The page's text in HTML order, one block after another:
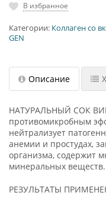
В избранное
Категории: Коллаген со
GEN
Описание
НАТУРАЛЬНЫЙ СОК
противомикробным
нейтрализует
анемии и простудах,
организма, содержит
минеральных веществ.
РЕЗУЛЬТАТЫ